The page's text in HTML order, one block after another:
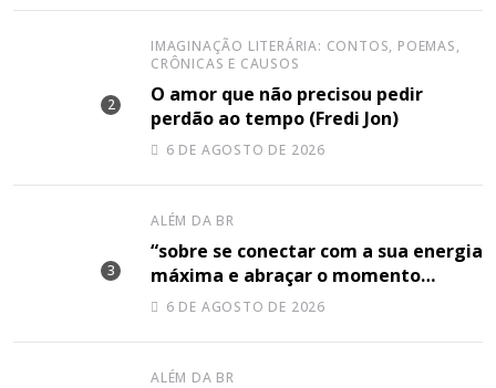
IMAGINAÇÃO LITERÁRIA: CONTOS, POEMAS,
CRÔNICAS E CAUSOS
O amor que não precisou pedir
perdão ao tempo (Fredi Jon)
6 DE AGOSTO DE 2026
ALÉM DA BR
“sobre se conectar com a sua energia
máxima e abraçar o momento
plenamente”, disse Shery M sobre
6 DE AGOSTO DE 2026
ALÉM DA BR